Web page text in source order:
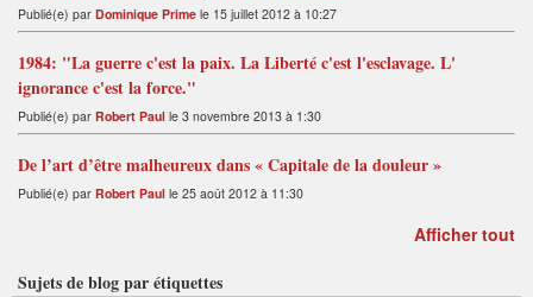
Publié(e) par Dominique Prime le 15 juillet 2012 à 10:27
1984: "La guerre c'est la paix. La Liberté c'est l'esclavage. L'
ignorance c'est la force."
Publié(e) par Robert Paul le 3 novembre 2013 à 1:30
De l’art d’être malheureux dans « Capitale de la douleur »
Publié(e) par Robert Paul le 25 août 2012 à 11:30
Afficher tout
Sujets de blog par étiquettes